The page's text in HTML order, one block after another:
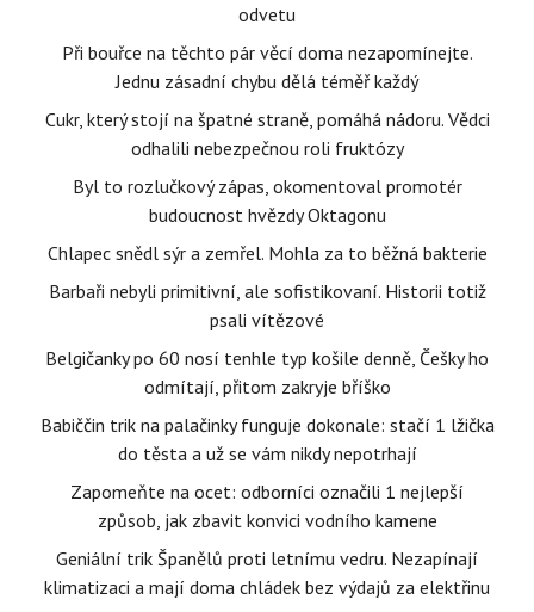
odvetu
Při bouřce na těchto pár věcí doma nezapomínejte.
Jednu zásadní chybu dělá téměř každý
Cukr, který stojí na špatné straně, pomáhá nádoru. Vědci
odhalili nebezpečnou roli fruktózy
Byl to rozlučkový zápas, okomentoval promotér
budoucnost hvězdy Oktagonu
Chlapec snědl sýr a zemřel. Mohla za to běžná bakterie
Barbaři nebyli primitivní, ale sofistikovaní. Historii totiž
psali vítězové
Belgičanky po 60 nosí tenhle typ košile denně, Češky ho
odmítají, přitom zakryje bříško
Babiččin trik na palačinky funguje dokonale: stačí 1 lžička
do těsta a už se vám nikdy nepotrhají
Zapomeňte na ocet: odborníci označili 1 nejlepší
způsob, jak zbavit konvici vodního kamene
Geniální trik Španělů proti letnímu vedru. Nezapínají
klimatizaci a mají doma chládek bez výdajů za elektřinu